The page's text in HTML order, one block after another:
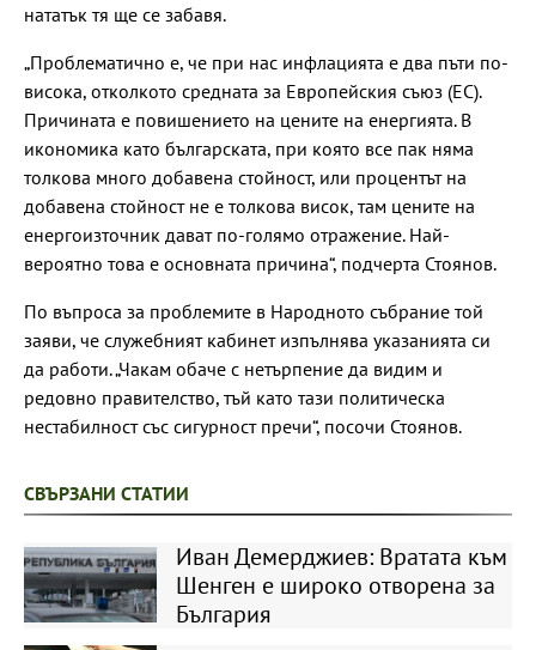
нататък тя ще се забавя.
„Проблематично е, че при нас инфлацията е два пъти по-
висока, отколкото средната за Европейския съюз (ЕС).
Причината е повишението на цените на енергията. В
икономика като българската, при която все пак няма
толкова много добавена стойност, или процентът на
добавена стойност не е толкова висок, там цените на
енергоизточник дават по-голямо отражение. Най-
вероятно това е основната причина“, подчерта Стоянов.
По въпроса за проблемите в Народното събрание той
заяви, че служебният кабинет изпълнява указанията си
да работи. „Чакам обаче с нетърпение да видим и
редовно правителство, тъй като тази политическа
нестабилност със сигурност пречи“, посочи Стоянов.
СВЪРЗАНИ СТАТИИ
Иван Демерджиев: Вратата към
Шенген е широко отворена за
България